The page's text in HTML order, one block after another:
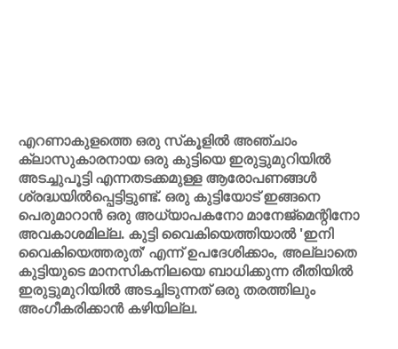
എറണാകുളത്തെ ഒരു സ്‌കൂളിൽ അഞ്ചാം
ക്ലാസുകാരനായ ഒരു കുട്ടിയെ ഇരുട്ടുമുറിയിൽ
അടച്ചുപൂട്ടി എന്നതടക്കമുള്ള ആരോപണങ്ങൾ
ശ്രദ്ധയിൽപ്പെട്ടിട്ടുണ്ട്. ഒരു കുട്ടിയോട് ഇങ്ങനെ
പെരുമാറാൻ ഒരു അധ്യാപകനോ മാനേജ്‌മെന്റിനോ
അവകാശമില്ല. കുട്ടി വൈകിയെത്തിയാൽ 'ഇനി
വൈകിയെത്തരുത്' എന്ന് ഉപദേശിക്കാം, അല്ലാതെ
കുട്ടിയുടെ മാനസികനിലയെ ബാധിക്കുന്ന രീതിയിൽ
ഇരുട്ടുമുറിയിൽ അടച്ചിടുന്നത് ഒരു തരത്തിലും
അംഗീകരിക്കാൻ കഴിയില്ല.